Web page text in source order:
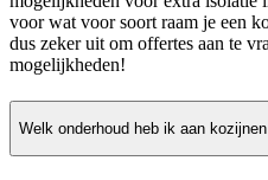
voor wat voor soort raam je een
dus zeker uit om offertes aan te
mogelijkheden!
Welk onderhoud heb ik aan